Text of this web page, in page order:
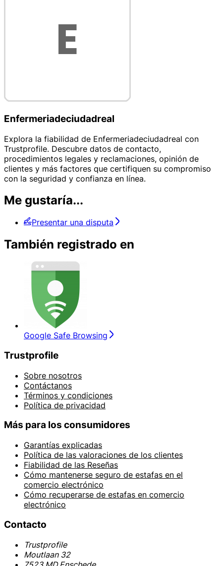
Enfermeriadeciudadreal
Explora la fiabilidad de Enfermeriadeciudadreal con
Trustprofile. Descubre datos de contacto,
procedimientos legales y reclamaciones, opinión de
clientes y más factores que certifiquen su compromiso
con la seguridad y confianza en línea.
Me gustaría...
Presentar una disputa
También registrado en
Google Safe Browsing
Trustprofile
Sobre nosotros
Contáctanos
Términos y condiciones
Política de privacidad
Más para los consumidores
Garantías explicadas
Política de las valoraciones de los clientes
Fiabilidad de las Reseñas
Cómo mantenerse seguro de estafas en el
comercio electrónico
Cómo recuperarse de estafas en comercio
electrónico
Contacto
Trustprofile
Moutlaan 32